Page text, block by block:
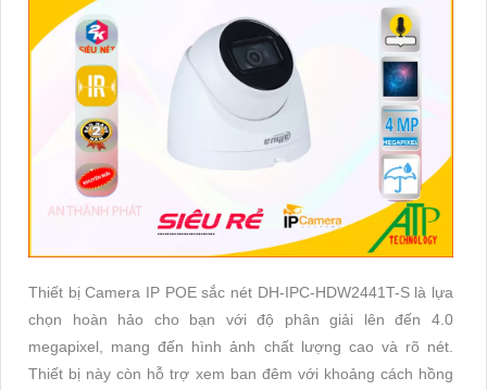
Thiết bị Camera IP POE sắc nét DH-IPC-HDW2441T-S là lựa
chọn hoàn hảo cho bạn với độ phân giải lên đến 4.0
megapixel, mang đến hình ảnh chất lượng cao và rõ nét.
Thiết bị này còn hỗ trợ xem ban đêm với khoảng cách hồng